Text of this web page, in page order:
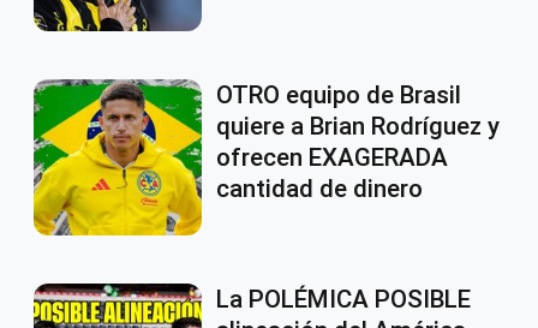
OTRO equipo de Brasil
quiere a Brian Rodríguez y
ofrecen EXAGERADA
cantidad de dinero
La POLÉMICA POSIBLE